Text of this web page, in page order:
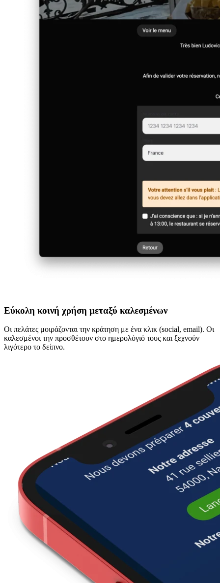
Εύκολη κοινή χρήση μεταξύ καλεσμένων
Οι πελάτες μοιράζονται την κράτηση με ένα κλικ (social, email). Οι
καλεσμένοι την προσθέτουν στο ημερολόγιό τους και ξεχνούν
λιγότερο το δείπνο.